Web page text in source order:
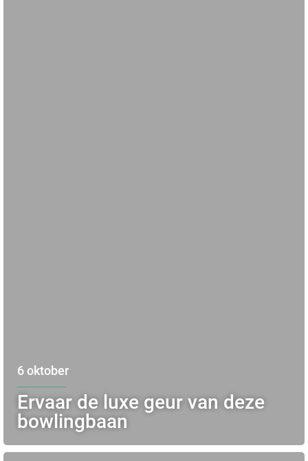
6 oktober
Ervaar de luxe geur van deze
bowlingbaan